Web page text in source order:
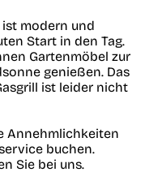
ist modern und
Start in den Tag.
Gartenmöbel zur
genießen. Das
ist leider nicht
Annehmlichkeiten
buchen.
Sie bei uns.